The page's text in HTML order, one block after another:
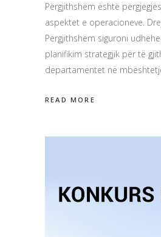
Përgjithshëm është
aspektet e operacioneve.
Përgjithshëm siguroni
planifikim strategjik për të
departamentet në
READ MORE